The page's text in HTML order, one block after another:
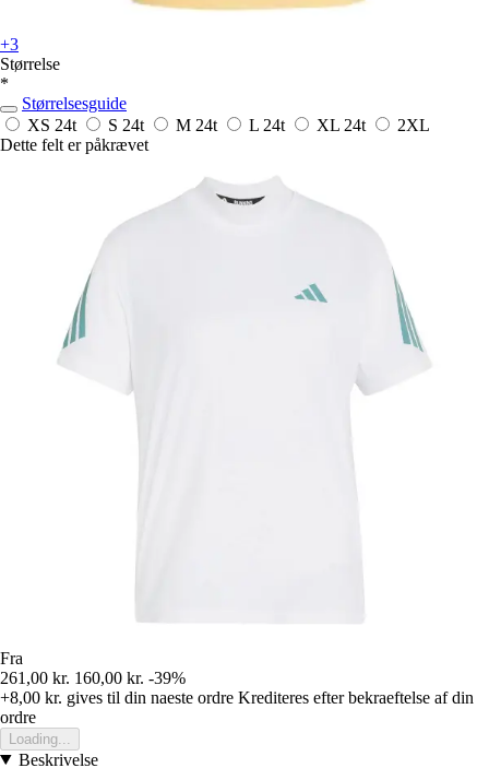
+3
Størrelse
*
Størrelsesguide
XS 24t S 24t M 24t L 24t XL 24t
2XL
Dette felt er påkrævet
Fra
261,00 kr. 160,00 kr. -39%
+8,00 kr. gives til din naeste ordre Krediteres efter bekraeftelse af din
ordre
Loading...
Beskrivelse